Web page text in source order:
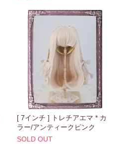
[ 7インチ ] トレチアエマ * カ
ラー/アンティークピンク
SOLD OUT